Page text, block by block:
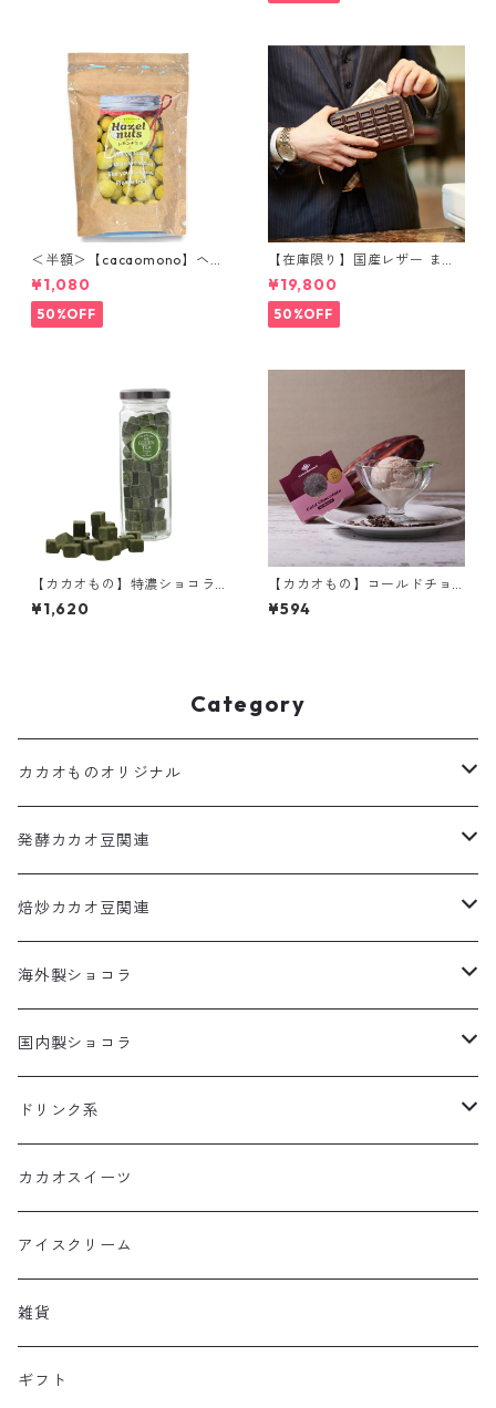
＜半額＞【cacaomono】ヘー
ゼルナッツレモンチョコレー
ト
¥1,080
50%OFF
【在庫限り】国産レザー まる
でチョコレートのようなラウ
ンド長財布 本革製 ショコラタ
ン
¥19,800
50%OFF
【カカオもの】特濃ショコラ
抹茶味 70g ホワイトチョコレ
ートベース cacaomono
¥1,620
【カカオもの】コールドチョ
コレート ルビーチョコレート4
7% オリジナルアイスクリーム
¥594
Category
カカオものオリジナル
カカオだま
コールドチョコレート
発酵カカオ豆関連
カカオだま
発酵カカオ豆
焙炒カカオ豆関連
カカオだま
海外製ショコラ
板チョコレート
ボンボンショコラ
国内製ショコラ
板チョコレート
ボンボンショコラ
ドリンク系
カカオドリンク
ティー
カカオスイーツ
アイスクリーム
雑貨
ギフト